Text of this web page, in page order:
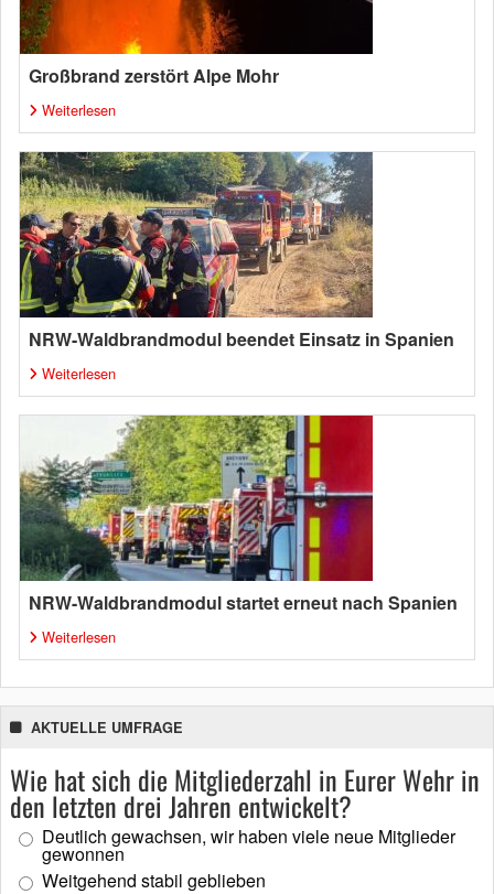
Großbrand zerstört Alpe Mohr
Weiterlesen
NRW-Waldbrandmodul beendet Einsatz in Spanien
Weiterlesen
NRW-Waldbrandmodul startet erneut nach Spanien
Weiterlesen
AKTUELLE UMFRAGE
Wie hat sich die Mitgliederzahl in Eurer Wehr in
den letzten drei Jahren entwickelt?
Deutlich gewachsen, wir haben viele neue Mitglieder
gewonnen
Weitgehend stabil geblieben